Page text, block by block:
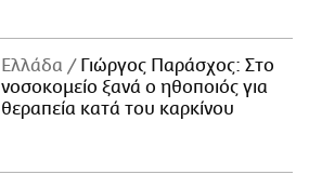
Ελλάδα
Γιώργος Παράσχος: Στο
νοσοκομείο ξανά ο ηθοποιός για
θεραπεία κατά του καρκίνου